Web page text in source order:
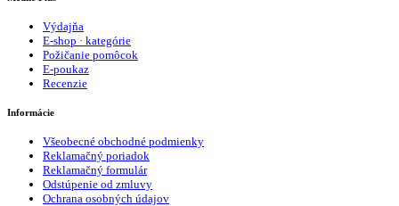
Výdajňa
E-shop · kategórie
Požičanie pomôcok
E-poukaz
Recenzie
Informácie
Všeobecné obchodné podmienky
Reklamačný poriadok
Reklamačný formulár
Odstúpenie od zmluvy
Ochrana osobných údajov